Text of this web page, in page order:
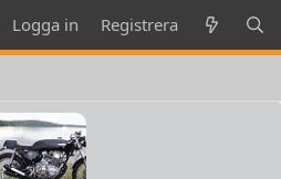
Logga in Registrera